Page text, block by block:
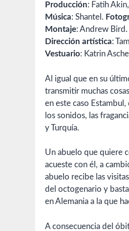
Producción: Fatih
Música: Shantel.
Montaje: Andrew Bird.
Dirección artística:
Vestuario: Katrin
Al igual que en su
transmitir muchas
en este caso Estambul,
los sonidos, las
y Turquía.
Un abuelo que quiere
acueste con él, a
abuelo recibe las
del octogenario y
en Alemania a la que
A consecuencia del